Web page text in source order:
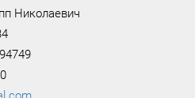
Николаевич